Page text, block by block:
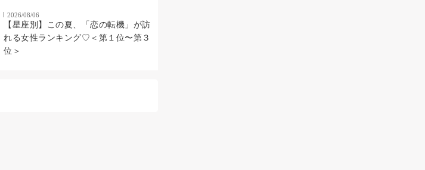
2026/08/06
【星座別】この夏、「恋の転機」が訪
れる女性ランキング♡＜第１位〜第３
位＞